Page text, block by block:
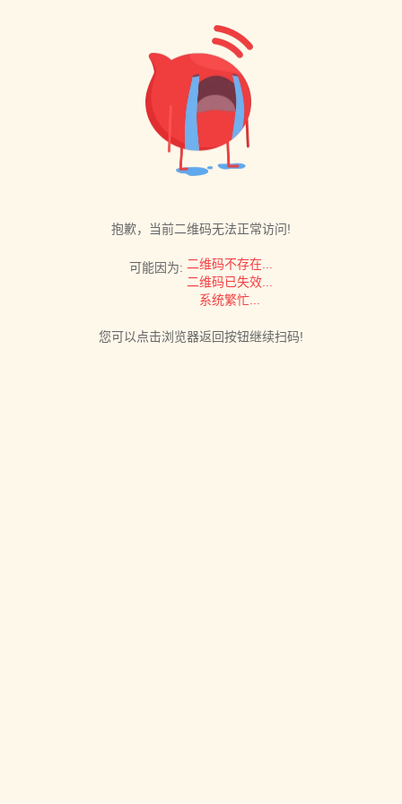
抱歉，当前二维码无法正常访问!
可能因为: 二维码不存在...
二维码已失效...
系统繁忙...
您可以点击浏览器返回按钮继续扫码!